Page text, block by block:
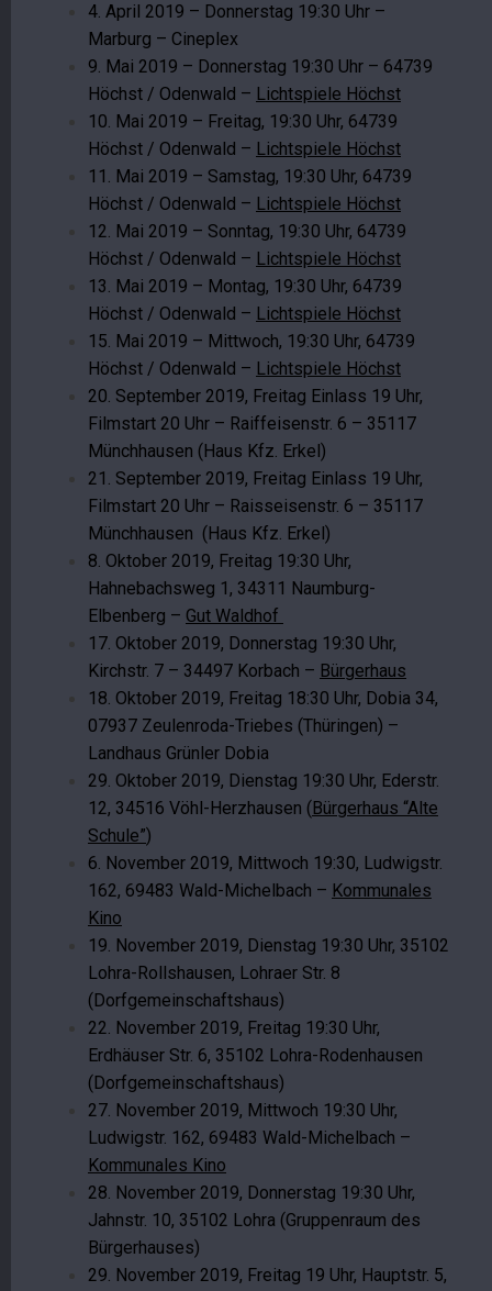
4. April 2019 – Donnerstag 19:30 Uhr –
Marburg – Cineplex
9. Mai 2019 – Donnerstag 19:30 Uhr – 64739
Höchst / Odenwald – Lichtspiele Höchst
10. Mai 2019 – Freitag, 19:30 Uhr, 64739
Höchst / Odenwald – Lichtspiele Höchst
11. Mai 2019 – Samstag, 19:30 Uhr, 64739
Höchst / Odenwald – Lichtspiele Höchst
12. Mai 2019 – Sonntag, 19:30 Uhr, 64739
Höchst / Odenwald – Lichtspiele Höchst
13. Mai 2019 – Montag, 19:30 Uhr, 64739
Höchst / Odenwald – Lichtspiele Höchst
15. Mai 2019 – Mittwoch, 19:30 Uhr, 64739
Höchst / Odenwald – Lichtspiele Höchst
20. September 2019, Freitag Einlass 19 Uhr,
Filmstart 20 Uhr – Raiffeisenstr. 6 – 35117
Münchhausen (Haus Kfz. Erkel)
21. September 2019, Freitag Einlass 19 Uhr,
Filmstart 20 Uhr – Raisseisenstr. 6 – 35117
Münchhausen (Haus Kfz. Erkel)
8. Oktober 2019, Freitag 19:30 Uhr,
Hahnebachsweg 1, 34311 Naumburg-
Elbenberg – Gut Waldhof
17. Oktober 2019, Donnerstag 19:30 Uhr,
Kirchstr. 7 – 34497 Korbach – Bürgerhaus
18. Oktober 2019, Freitag 18:30 Uhr, Dobia 34,
07937 Zeulenroda-Triebes (Thüringen) –
Landhaus Grünler Dobia
29. Oktober 2019, Dienstag 19:30 Uhr, Ederstr.
12, 34516 Vöhl-Herzhausen (Bürgerhaus “Alte
Schule”)
6. November 2019, Mittwoch 19:30, Ludwigstr.
162, 69483 Wald-Michelbach – Kommunales
Kino
19. November 2019, Dienstag 19:30 Uhr, 35102
Lohra-Rollshausen, Lohraer Str. 8
(Dorfgemeinschaftshaus)
22. November 2019, Freitag 19:30 Uhr,
Erdhäuser Str. 6, 35102 Lohra-Rodenhausen
(Dorfgemeinschaftshaus)
27. November 2019, Mittwoch 19:30 Uhr,
Ludwigstr. 162, 69483 Wald-Michelbach –
Kommunales Kino
28. November 2019, Donnerstag 19:30 Uhr,
Jahnstr. 10, 35102 Lohra (Gruppenraum des
Bürgerhauses)
29. November 2019, Freitag 19 Uhr, Hauptstr. 5,